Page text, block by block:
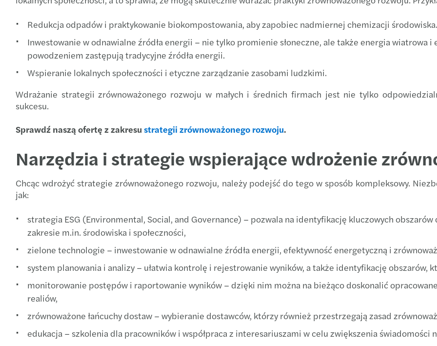
The
Redukcja odpadów i praktykowanie biokompostowania, aby zapobiec nadmiernej chemizacji środowiska.
Inwestowanie w odnawialne źródła energii – nie tylko promienie słoneczne, ale także energia wiatrowa
powodzeniem zastępują tradycyjne źródła energii.
Wspieranie lokalnych społeczności i etyczne zarządzanie zasobami ludzkimi.
Wdrażanie strategii zrównoważonego rozwoju w małych i średnich firmach jest nie tylko
sukcesu.
Sprawdź naszą ofertę z zakresu strategii zrównoważonego rozwoju.
Narzędzia i strategie wspierające wdrożenie
Chcąc wdrożyć strategie zrównoważonego rozwoju, należy podejść do tego w sposób kompleksowy.
jak:
strategia ESG (Environmental, Social, and Governance) – pozwala na identyfikację kluczowych
zakresie m.in. środowiska i społeczności,
zielone technologie – inwestowanie w odnawialne źródła energii, efektywność energetyczną i
system planowania i analizy – ułatwia kontrolę i rejestrowanie wyników, a także identyfikację obszarów,
monitorowanie postępów i raportowanie wyników – dzięki nim można na bieżąco doskonalić
realiów,
zrównoważone łańcuchy dostaw – wybieranie dostawców, którzy również przestrzegają zasad
edukacja – szkolenia dla pracowników i współpraca z interesariuszami w celu zwiększenia świadomości